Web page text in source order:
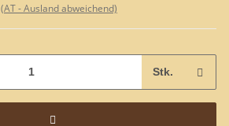
(AT - Ausland abweichend)
Stk.